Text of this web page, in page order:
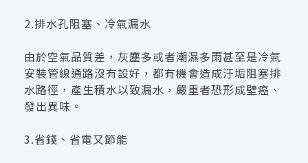
2.排水孔阻塞、冷氣漏水
由於空氣品質差，灰塵多或者潮濕多雨甚至是冷氣
安裝管線通路沒有設好，都有機會造成汙垢阻塞排
水路徑，產生積水以致漏水，嚴重者恐形成壁癌、
發出異味。
3.省錢、省電又節能